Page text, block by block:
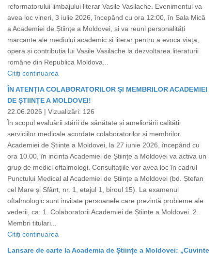
reformatorului limbajului literar Vasile Vasilache. Evenimentul va
avea loc vineri, 3 iulie 2026, începând cu ora 12:00, în Sala Mică
a Academiei de Științe a Moldovei, și va reuni personalități
marcante ale mediului academic și literar pentru a evoca viața,
opera și contribuția lui Vasile Vasilache la dezvoltarea literaturii
române din Republica Moldova...
Citiți continuarea
ÎN ATENȚIA COLABORATORILOR ȘI MEMBRILOR ACADEMIEI
DE ȘTIINȚE A MOLDOVEI!
22.06.2026 | Vizualizări: 126
În scopul evaluării stării de sănătate și ameliorării calității
serviciilor medicale acordate colaboratorilor și membrilor
Academiei de Științe a Moldovei, la 27 iunie 2026, începând cu
ora 10.00, în incinta Academiei de Științe a Moldovei va activa un
grup de medici oftalmologi. Consultațiile vor avea loc în cadrul
Punctului Medical al Academiei de Științe a Moldovei (bd. Ștefan
cel Mare și Sfânt, nr. 1, etajul 1, biroul 15). La examenul
oftalmologic sunt invitate persoanele care prezintă probleme ale
vederii, ca: 1. Colaboratorii Academiei de Științe a Moldovei. 2.
Membri titulari...
Citiți continuarea
Lansare de carte la Academia de Științe a Moldovei: „Cuvinte